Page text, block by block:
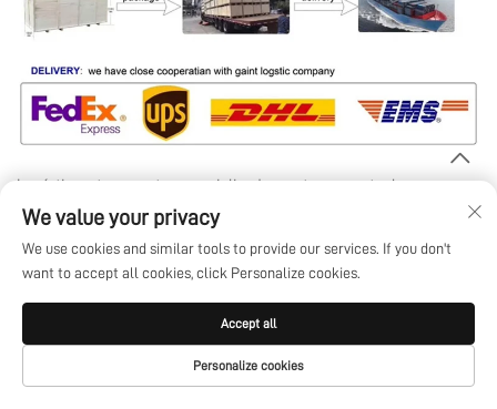
Logística y transporte especializados, entrega puntual
ENTREGA: mantenemos una estrecha cooperación con
importantes empresas logísticas
Productos recomendados
CORREO
We value your privacy
We use cookies and similar tools to provide our services. If you don't
want to accept all cookies, click Personalize cookies.
Personalize cookies
Accept all